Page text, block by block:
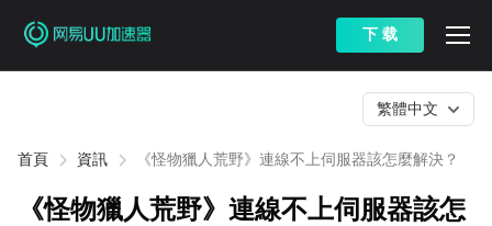
下 载
首頁 資訊 《怪物獵人荒野》連線不上伺服器該怎麼解決？
繁體中文
《怪物獵人荒野》連線不上伺服器該怎